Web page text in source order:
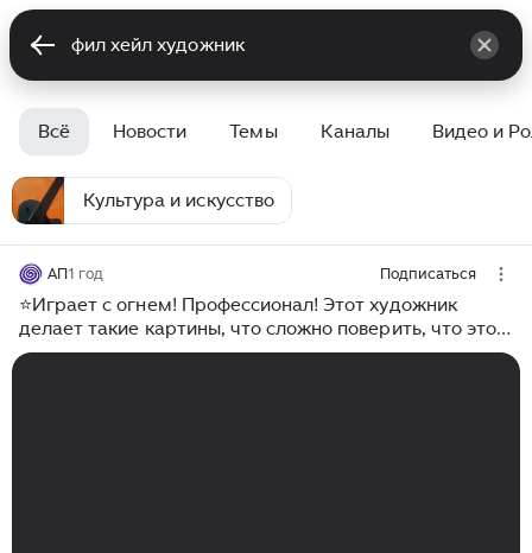
Всё Новости Темы Каналы Видео и
Культура и искусство
АП1 год Подписаться
⭐Играет с огнем! Профессионал! Этот художник
делает такие картины, что сложно поверить, что это
реальность. Настолько зрелищно и красиво!